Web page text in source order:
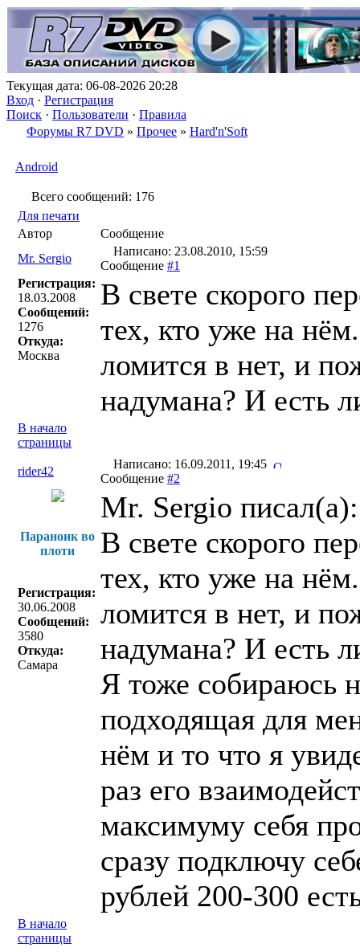
Текущая дата: 06-08-2026 20:28
Вход · Регистрация
Поиск · Пользователи · Правила
Форумы R7 DVD » Прочее » Hard'n'Soft
Android
Всего сообщений: 176
Для печати
Автор
Сообщение
Mr. Sergio
Написано: 23.08.2010, 15:59
Сообщение #1
Регистрация:
18.03.2008
Сообщений:
1276
Откуда:
Москва
В свете скорого
тех, кто уже на
ломится в нет, и
надумана? И есть
В начало
страницы
rider42
Написано: 16.09.2011, 19:45
Сообщение #2
Параноик во
плоти
Регистрация:
30.06.2008
Сообщений:
3580
Откуда:
Самара
Mr. Sergio писал(a):
В свете скорого
тех, кто уже на
ломится в нет, и
надумана? И есть
Я тоже собираюсь
подходящая для
нём и то что я
раз его
максимуму себя
сразу подключу
рублей 200-300
В начало
страницы